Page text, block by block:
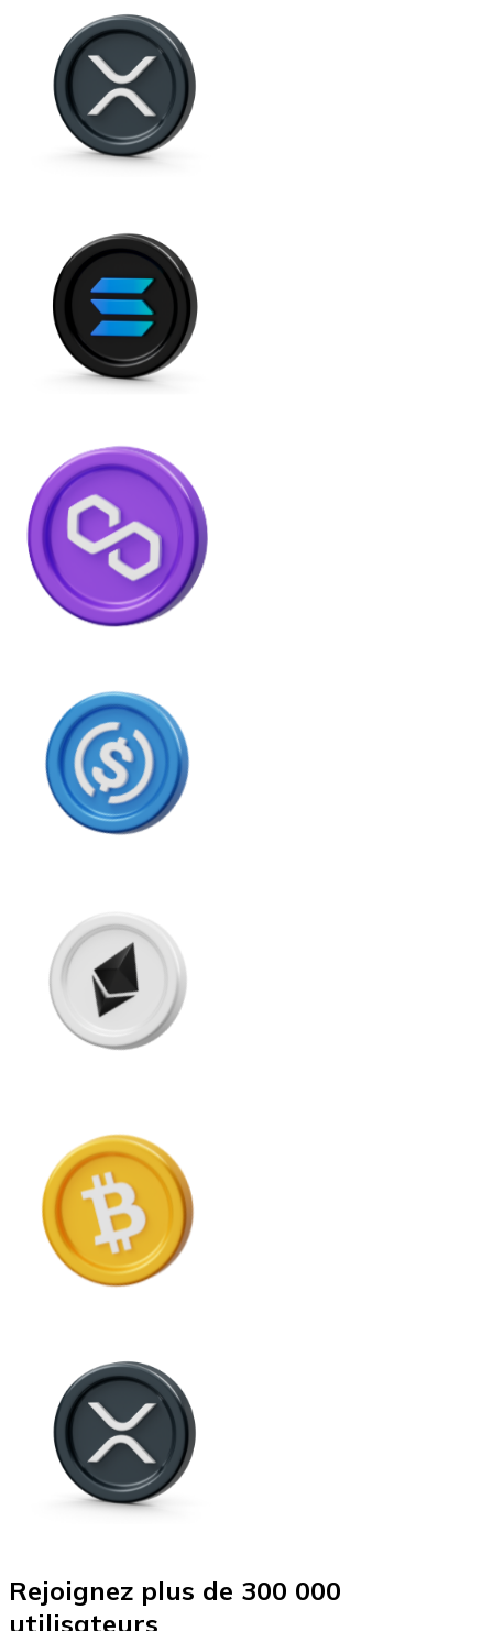
Rejoignez plus de 300 000
utilisateurs